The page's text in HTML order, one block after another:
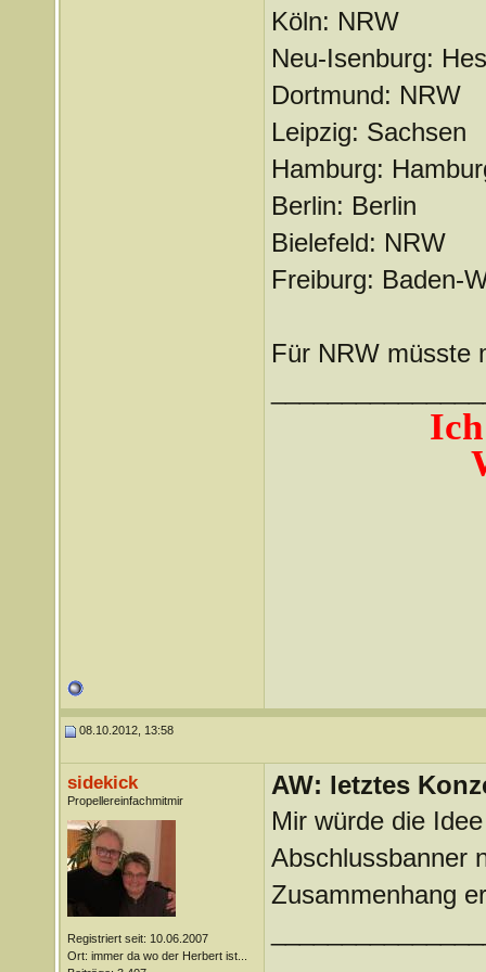
Köln: NRW
Neu-Isenburg:
Dortmund: NRW
Leipzig: Sachsen
Hamburg:
Berlin: Berlin
Bielefeld: NRW
Freiburg: Baden-
Für NRW müsste
08.10.2012, 13:58
sidekick
Propellereinfachmitmir
Registriert seit: 10.06.2007
Ort: immer da wo der Herbert ist...
AW: letztes
Mir würde die
Abschlussbanner
Zusammenhang